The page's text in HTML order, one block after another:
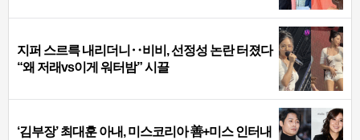
지퍼 스르륵 내리더니‥비비, 선정성 논란 터졌다
“왜 저래vs이게 워터밤” 시끌
‘김부장’ 최대훈 아내, 미스코리아 善+미스 인터내